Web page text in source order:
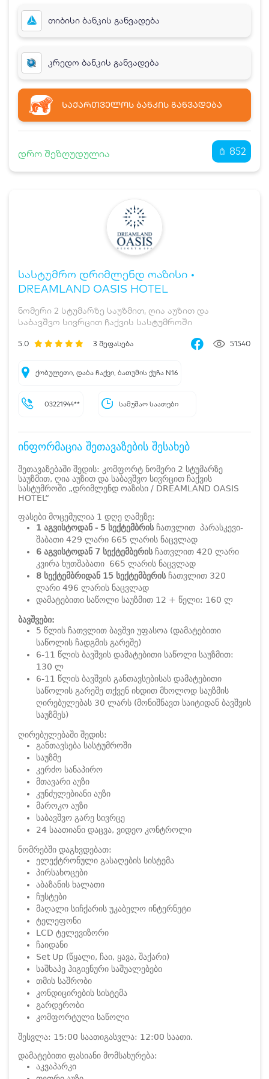
თიბისი ბანკის განვადება
კრედო ბანკის განვადება
ᲡᲐᲥᲐᲠᲗᲕᲔᲚᲝᲡ ᲑᲐᲜᲙᲘᲡ ᲒᲐᲜᲕᲐᲓᲔᲑᲐ
დრო შეზღუდულია 852
სასტუმრო დრიმლენდ ოაზისი •
DREAMLAND OASIS HOTEL
ნომერი 2 სტუმარზე საუზმით, ღია აუზით და
საბავშვო სივრცით ჩაქვის სასტუმროში
5.0 3 შეფასება 51540
ქობულეთი, დაბა ჩაქვი, ბათუმის ქუჩა N16
03221944** სამუშაო საათები
ინფორმაცია შეთავაზების შესახებ
შეთავაზებაში შედის: კომფორტ ნომერი 2 სტუმარზე
საუზმით, ღია აუზით და საბავშვო სივრცით ჩაქვის
სასტუმროში „დრიმლენდ ოაზისი / DREAMLAND OASIS
HOTEL“
ფასები მოცემულია 1 დღე ღამეზე:
1 აგვისტოდან - 5 სექტემბრის ჩათვლით პარასკევი-
შაბათი 429 ლარი 665 ლარის ნაცვლად
6 აგვისტოდან 7 სექტემბერის ჩათვლით 420 ლარი
კვირა ხუთშაბათი 665 ლარის ნაცვლად
8 სექტემბრიდან 15 სექტემბერის ჩათვლით 320
ლარი 496 ლარის ნაცვლად
დამატებითი საწოლი საუზმით 12 + წელი: 160 ლ
ბავშვები:
5 წლის ჩათვლით ბავშვი უფასოა (დამატებითი
საწოლის ჩადგმის გარეშე)
6-11 წლის ბავშვის დამატებითი საწოლი საუზმით:
130 ლ
6-11 წლის ბავშვის განთავსებისას დამატებითი
საწოლის გარეშე თქვენ იხდით მხოლოდ საუზმის
ღირებულებას 30 ლარს (მონიშნავთ საიტიდან ბავშვის
საუზმეს)
ღირებულებაში შედის:
განთავსება სასტუმროში
საუზმე
კერძო სანაპირო
მთავარი აუზი
კუნძულებიანი აუზი
მაროკო აუზი
საბავშვო გარე სივრცე
24 საათიანი დაცვა, ვიდეო კონტროლი
ნომრებში დაგხვდებათ:
ელექტრონული გასაღების სისტემა
პირსახოცები
აბაზანის ხალათი
ჩუსტები
მაღალი სიჩქარის უკაბელო ინტერნეტი
ტელეფონი
LCD ტელევიზორი
ჩაიდანი
Set Up (წყალი, ჩაი, ყავა, შაქარი)
საშხაპე ჰიგიენური საშუალებები
თმის საშრობი
კონდიცირების სისტემა
გარდერობი
კომფორტული საწოლი
შესვლა: 15:00 საათიგასვლა: 12:00 საათი.
დამატებითი ფასიანი მომსახურება:
აკვაპარკი